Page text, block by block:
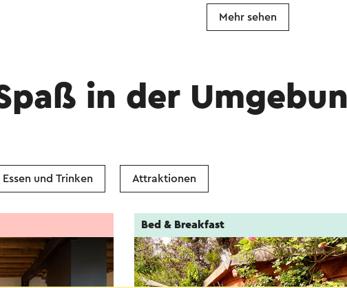
Mehr sehen
in der
Essen und Trinken Attraktionen
Bed & Breakfast